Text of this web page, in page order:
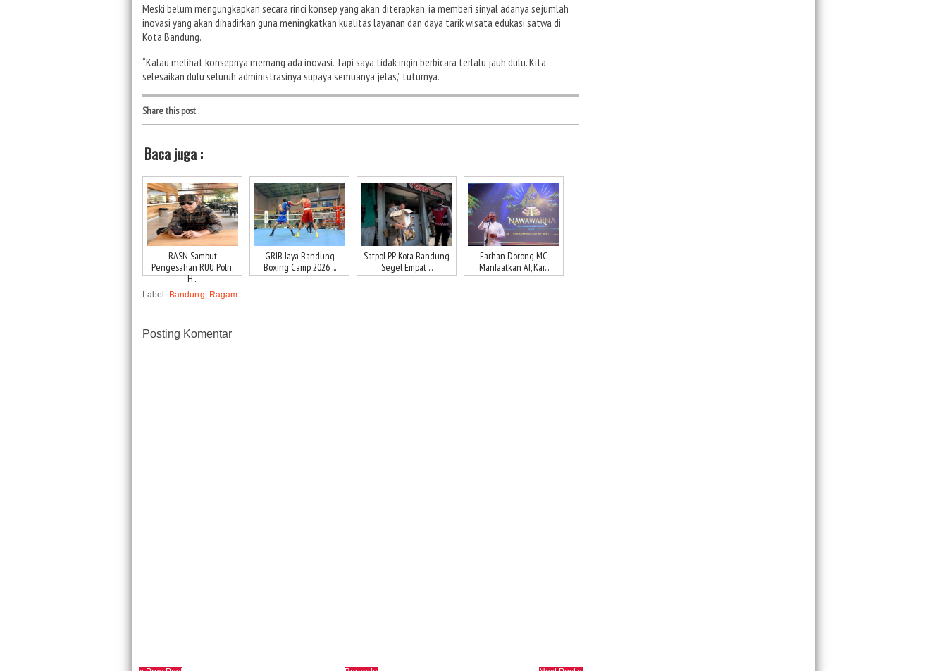
Meski belum mengungkapkan secara rinci konsep yang akan diterapkan, ia memberi sinyal adanya sejumlah
inovasi yang akan dihadirkan guna meningkatkan kualitas layanan dan daya tarik wisata edukasi satwa di
Kota Bandung.
“Kalau melihat konsepnya memang ada inovasi. Tapi saya tidak ingin berbicara terlalu jauh dulu. Kita
selesaikan dulu seluruh administrasinya supaya semuanya jelas,” tuturnya.
Share this post:
Baca juga :
RASN Sambut
Pengesahan RUU Polri,
H...
GRIB Jaya Bandung
Boxing Camp 2026 ...
Satpol PP Kota Bandung
Segel Empat ...
Farhan Dorong MC
Manfaatkan AI, Kar...
Label: Bandung Ragam
Posting Komentar